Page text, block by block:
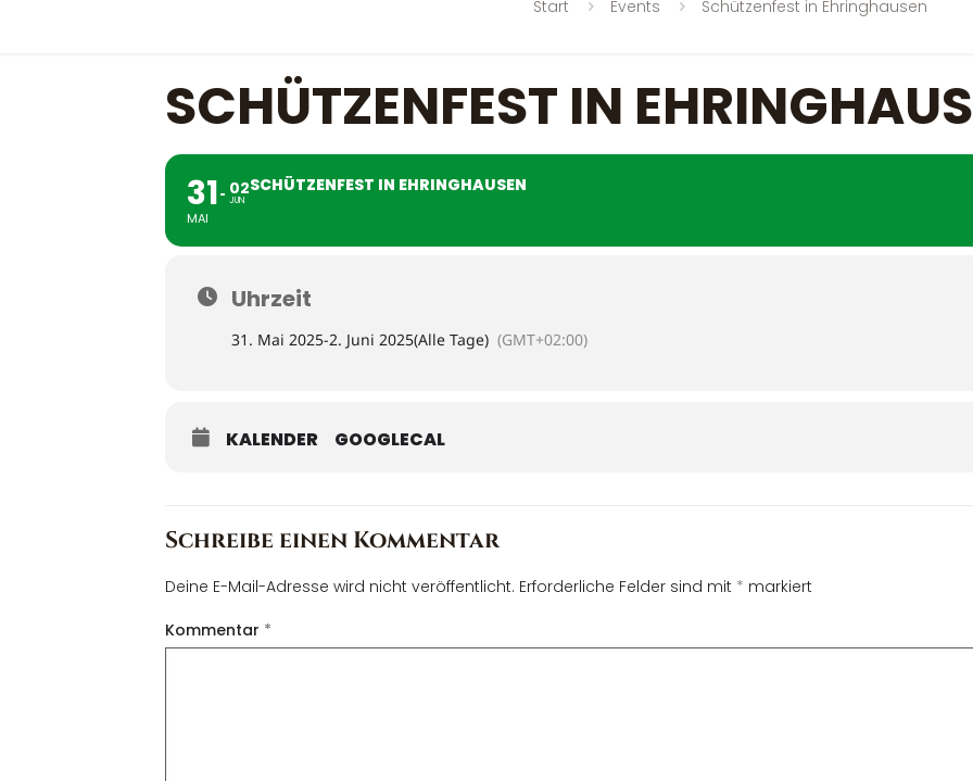
Start Events Schützenfest in Ehringhausen
SCHÜTZENFEST IN
31
MAI
02
JUN
SCHÜTZENFEST IN EHRINGHAUSEN
Uhrzeit
31. Mai 2025-2. Juni 2025(Alle Tage) (GMT+02:00)
KALENDER GOOGLECAL
Schreibe einen Kommentar
Deine E-Mail-Adresse wird nicht veröffentlicht. Erforderliche Felder sind mit * markiert
Kommentar *